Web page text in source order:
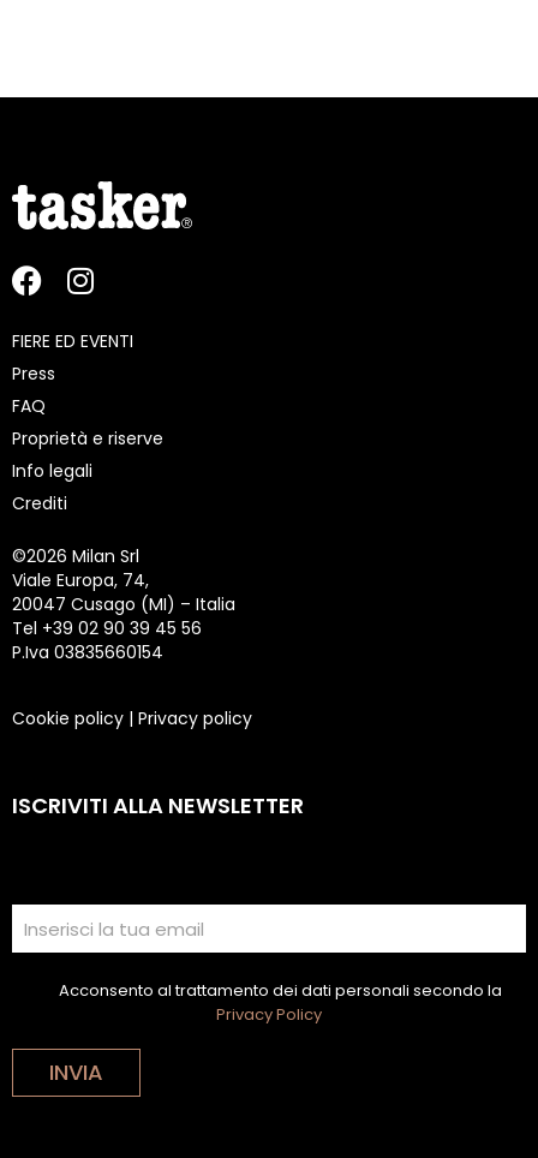
FIERE ED EVENTI
Press
FAQ
Proprietà e riserve
Info legali
Crediti
©2026 Milan Srl
Viale Europa, 74,
20047 Cusago (MI) – Italia
Tel +39 02 90 39 45 56
P.Iva 03835660154
Cookie policy | Privacy policy
ISCRIVITI ALLA NEWSLETTER
Acconsento al trattamento dei dati personali secondo la
Privacy Policy
INVIA